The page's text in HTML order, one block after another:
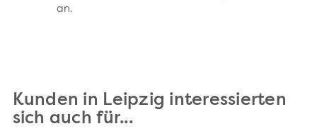
an.
Kunden in Leipzig interessierten
sich auch für...